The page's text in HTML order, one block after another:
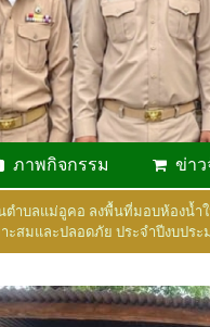
ภาพกิจกรรม ข่าว
ตำบลแม่อูคอ ลงพื้นที่มอบห้องน้
ะสมและปลอดภัย ประจำปีงบประ